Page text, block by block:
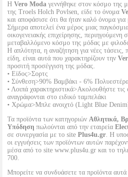
Η Vero Moda γεννήθηκε στον κόσμο της
της Troels Holch Povlsen, είδε το όνομα
και αποφάσισε ότι θα ήταν καλό όνομα για
Σήμερα αποτελεί ένα μέρος μιας
οικογενειακής επιχείρησης, περιηγούμενη
μεταβαλλόμενο κόσμο της μόδας με
Η απλότητα, η αναζήτηση για νέες τάσεις,
είδη, είναι αυτά που χαρακτηρίζουν την
προσιτή προσέγγιση της μόδας.
• Είδος>Σορτς
• Σύνθεση>90% Βαμβάκι - 6%
• Λοιπά χαρακτηριστικά>Ακολουθήστε
αναγράφονται στο ειδικό ταμπελάκι
• Χρώμα>Μπλε ανοιχτό (Light Blue
Τα προϊόντα των κατηγοριών Αθλητικά,
Υπόδηση πωλούνται από την εταιρεία
σε συνεργασία με το site Plus4u.gr. Η
οι εγγυήσεις των προϊόντων αυτών
μέσα από το site www.plus4u.gr και το
700.
Μπορείτε να συνδυάσετε τα προϊόντα